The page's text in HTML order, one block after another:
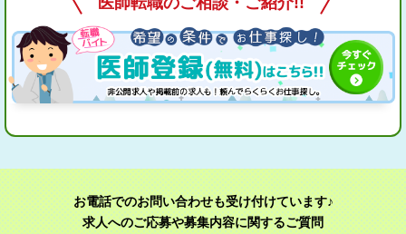
お電話でのお問い合わせも受け付けています♪
求人へのご応募や募集内容に関するご質問